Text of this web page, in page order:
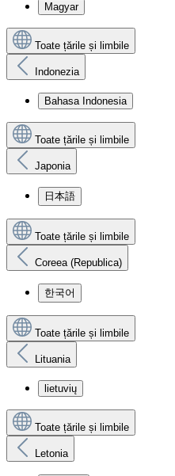
Magyar
Toate țările și limbile
Indonezia
Bahasa Indonesia
Toate țările și limbile
Japonia
日本語
Toate țările și limbile
Coreea (Republica)
한국어
Toate țările și limbile
Lituania
lietuvių
Toate țările și limbile
Letonia